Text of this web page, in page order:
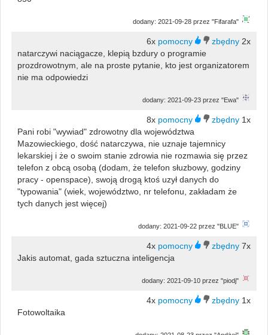
dodany: 2021-09-28 przez "Fifarafa"
6x
2x
natarczywi naciągacze, klepią bzdury o programie
prozdrowotnym, ale na proste pytanie, kto jest organizatorem
nie ma odpowiedzi
dodany: 2021-09-23 przez "Ewa"
8x
1x
Pani robi "wywiad" zdrowotny dla województwa
Mazowieckiego, dość natarczywa, nie uznaje tajemnicy
lekarskiej i że o swoim stanie zdrowia nie rozmawia się przez
telefon z obcą osobą (dodam, że telefon słuzbowy, godziny
pracy - openspace), swoją drogą ktoś uzył danych do
"typowania" (wiek, województwo, nr telefonu, zakładam że
tych danych jest więcej)
dodany: 2021-09-22 przez "BLUE"
4x
7x
Jakis automat, gada sztuczna inteligencja
dodany: 2021-09-10 przez "piodj"
4x
1x
Fotowoltaika